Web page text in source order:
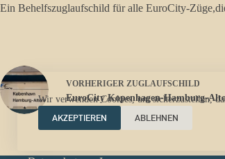
Wir verwenden Cookies, um sicherzustellen,
AKZEPTIEREN
ABLEHNEN
Ein Behelfszuglaufschild für alle EuroCity-
VORHERIGER ZUGLAUFSCHILD
EuroCity Kopenhagen-Hamburg-